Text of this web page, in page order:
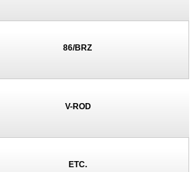
86/BRZ
V-ROD
ETC.